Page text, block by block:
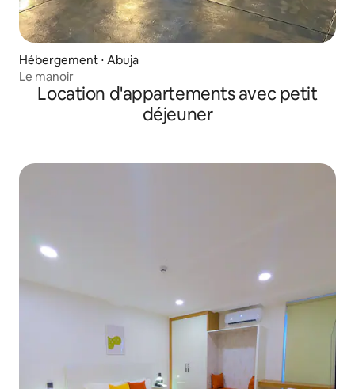
Hébergement ⋅ Abuja
Le manoir
Location d'appartements avec petit
déjeuner